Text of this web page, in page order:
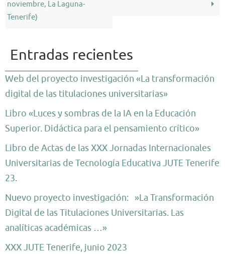
noviembre, La Laguna-
Tenerife)
Entradas recientes
Web del proyecto investigación «La transformación
digital de las titulaciones universitarias»
Libro «Luces y sombras de la IA en la Educación
Superior. Didáctica para el pensamiento crítico»
Libro de Actas de las XXX Jornadas Internacionales
Universitarias de Tecnología Educativa JUTE Tenerife
23.
Nuevo proyecto investigación: »La Transformación
Digital de las Titulaciones Universitarias. Las
analíticas académicas …»
XXX JUTE Tenerife, junio 2023